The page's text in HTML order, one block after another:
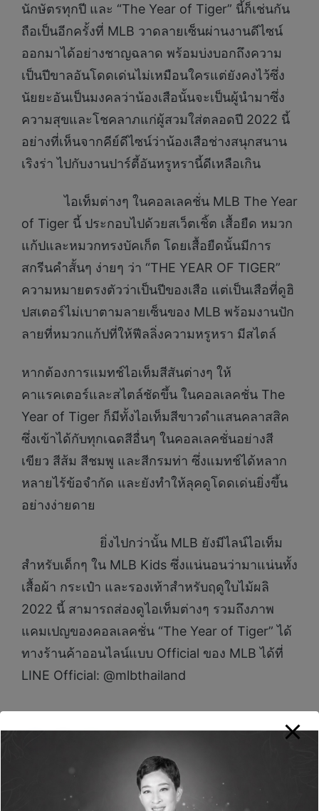
นักษัตรทุกปี และ “The Year of Tiger” นี้ก็เช่นกัน
ถือเป็นอีกครั้งที่ MLB วาดลายเซ็นผ่านงานดีไซน์
ออกมาได้อย่างชาญฉลาด พร้อมบ่งบอกถึงความ
เป็นปีขาลอันโดดเด่นไม่เหมือนใครแต่ยังคงไว้ซึ่ง
นัยยะอันเป็นมงคลว่าน้องเสือนั้นจะเป็นผู้นำมาซึ่ง
ความสุขและโชคลาภแก่ผู้สวมใส่ตลอดปี 2022 นี้
อย่างที่เห็นจากคีย์ดีไซน์ว่าน้องเสือช่างสนุกสนาน
เริงร่า ไปกับงานปาร์ตี้อันหรูหรานี้ดีเหลือเกิน
ไอเท็มต่างๆ ในคอลเลคชั่น MLB The Year
of Tiger นี้ ประกอบไปด้วยสเว็ตเชิ้ต เสื้อยืด หมวก
แก้ปและหมวกทรงบัคเก็ต โดยเสื้อยืดนั้นมีการ
สกรีนคำสั้นๆ ง่ายๆ ว่า “THE YEAR OF TIGER”
ความหมายตรงตัวว่าเป็นปีของเสือ แต่เป็นเสือที่ดูฮิ
ปสเตอร์ไม่เบาตามลายเซ็นของ MLB พร้อมงานปัก
ลายที่หมวกแก้ปที่ให้ฟีลลิ่งความหรูหรา มีสไตล์
หากต้องการแมทช์ไอเท็มสีสันต่างๆ ให้
คาแรคเตอร์และสไตล์ชัดขึ้น ในคอลเลคชั่น The
Year of Tiger ก็มีทั้งไอเท็มสีขาวดำแสนคลาสสิค
ซึ่งเข้าได้กับทุกเฉดสีอื่นๆ ในคอลเลคชั่นอย่างสี
เขียว สีส้ม สีชมพู และสีกรมท่า ซึ่งแมทช์ได้หลาก
หลายไร้ข้อจำกัด และยังทำให้ลุคดูโดดเด่นยิ่งขึ้น
อย่างง่ายดาย
ยิ่งไปกว่านั้น MLB ยังมีไลน์ไอเท็ม
สำหรับเด็กๆ ใน MLB Kids ซึ่งแน่นอนว่ามาแน่นทั้ง
เสื้อผ้า กระเป๋า และรองเท้าสำหรับฤดูใบไม้ผลิ
2022 นี้ สามารถส่องดูไอเท็มต่างๆ รวมถึงภาพ
แคมเปญของคอลเลคชั่น “The Year of Tiger” ได้
ทางร้านค้าออนไลน์แบบ Official ของ MLB ได้ที่
LINE Official: @mlbthailand